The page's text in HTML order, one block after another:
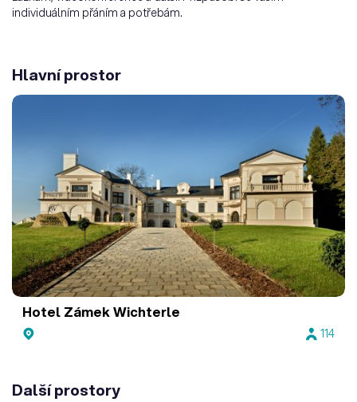
individuálním přáním a potřebám.
Hlavní prostor
Hotel Zámek Wichterle
114
Další prostory